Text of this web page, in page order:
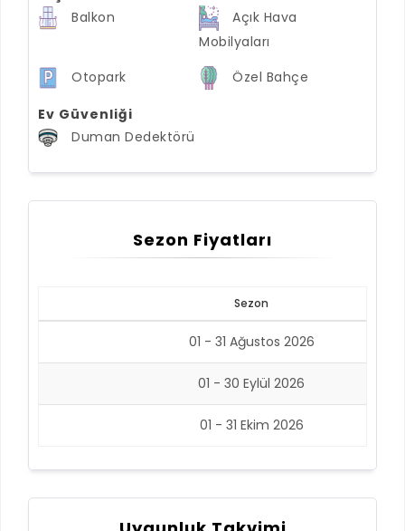
Balkon
Açık Hava
Mobilyaları
Otopark
Özel Bahçe
Ev Güvenliği
Duman Dedektörü
Sezon Fiyatları
Sezon
01 - 31 Ağustos 2026
01 - 30 Eylül 2026
01 - 31 Ekim 2026